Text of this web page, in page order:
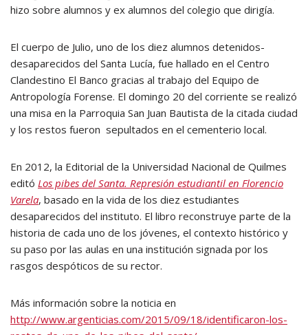
hizo sobre alumnos y ex alumnos del colegio que dirigía.
El cuerpo de Julio, uno de los diez alumnos detenidos-
desaparecidos del Santa Lucía, fue hallado en el Centro
Clandestino El Banco gracias al trabajo del Equipo de
Antropología Forense. El domingo 20 del corriente se realizó
una misa en la Parroquia San Juan Bautista de la citada ciudad
y los restos fueron sepultados en el cementerio local.
En 2012, la Editorial de la Universidad Nacional de Quilmes
editó Los pibes del Santa. Represión estudiantil en Florencio
Varela, basado en la vida de los diez estudiantes
desaparecidos del instituto. El libro reconstruye parte de la
historia de cada uno de los jóvenes, el contexto histórico y
su paso por las aulas en una institución signada por los
rasgos despóticos de su rector.
Más información sobre la noticia en
http://www.argenticias.com/2015/09/18/identificaron-los-